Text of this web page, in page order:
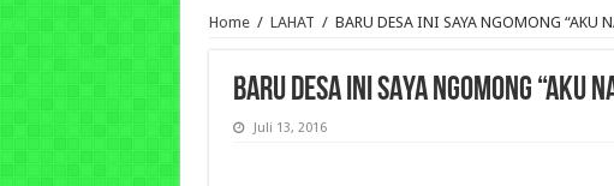
Home / LAHAT / BARU DESA INI SAYA NGOMONG “AKU
BARU DESA INI SAYA NGOMONG “AKU
Juli 13, 2016